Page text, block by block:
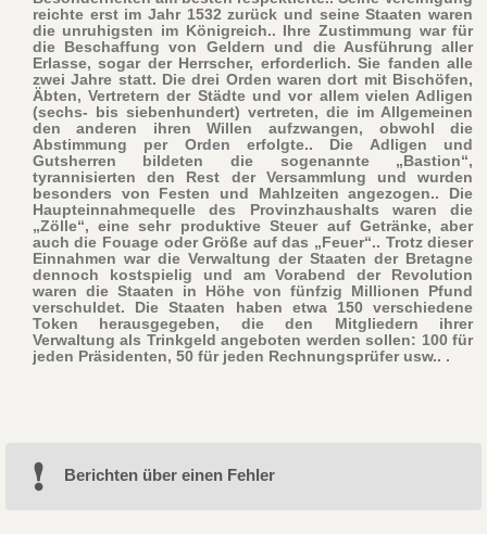
reichte erst im Jahr 1532 zurück und seine Staaten waren
die unruhigsten im Königreich.. Ihre Zustimmung war für
die Beschaffung von Geldern und die Ausführung aller
Erlasse, sogar der Herrscher, erforderlich. Sie fanden alle
zwei Jahre statt. Die drei Orden waren dort mit Bischöfen,
Äbten, Vertretern der Städte und vor allem vielen Adligen
(sechs- bis siebenhundert) vertreten, die im Allgemeinen
den anderen ihren Willen aufzwangen, obwohl die
Abstimmung per Orden erfolgte.. Die Adligen und
Gutsherren bildeten die sogenannte „Bastion“,
tyrannisierten den Rest der Versammlung und wurden
besonders von Festen und Mahlzeiten angezogen.. Die
Haupteinnahmequelle des Provinzhaushalts waren die
„Zölle“, eine sehr produktive Steuer auf Getränke, aber
auch die Fouage oder Größe auf das „Feuer“.. Trotz dieser
Einnahmen war die Verwaltung der Staaten der Bretagne
dennoch kostspielig und am Vorabend der Revolution
waren die Staaten in Höhe von fünfzig Millionen Pfund
verschuldet. Die Staaten haben etwa 150 verschiedene
Token herausgegeben, die den Mitgliedern ihrer
Verwaltung als Trinkgeld angeboten werden sollen: 100 für
jeden Präsidenten, 50 für jeden Rechnungsprüfer usw.. .
Berichten über einen Fehler